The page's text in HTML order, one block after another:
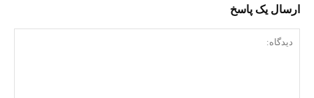
ارسال یک پاسخ